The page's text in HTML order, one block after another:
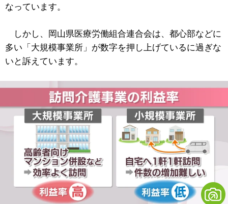
なっています。
しかし、岡山県医療労働組合連合会は、都心部などに
多い「大規模事業所」が数字を押し上げているに過ぎな
いと訴えています。